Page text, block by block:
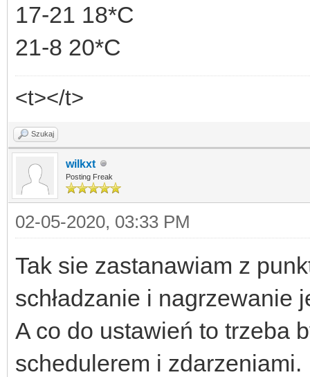
17-21 18*C
21-8 20*C
<t></t>
Szukaj
wilkxt
Posting Freak
02-05-2020, 03:33 PM
Tak sie zastanawiam z
schładzanie i nagrzewanie
A co do ustawień to trzeba
schedulerem i zdarzeniami.